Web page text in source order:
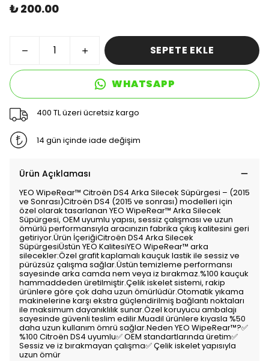
₺ 200.00
SEPETE EKLE
WHATSAPP
400 TL üzeri ücretsiz kargo
14 gün içinde iade değişim
Ürün Açıklaması
YEO WipeRear™️ Citroën DS4 Arka Silecek Süpürgesi – (2015
ve Sonrası)Citroën DS4 (2015 ve sonrası) modelleri için
özel olarak tasarlanan YEO WipeRear™️ Arka Silecek
Süpürgesi, OEM uyumlu yapısı, sessiz çalışması ve uzun
ömürlü performansıyla aracınızın fabrika çıkış kalitesini geri
getiriyor.Ürün İçeriğiCitroën DS4 Arka Silecek
SüpürgesiÜstün YEO KalitesiYEO WipeRear™️ arka
silecekler:Özel grafit kaplamalı kauçuk lastik ile sessiz ve
pürüzsüz çalışma sağlar.Üstün temizleme performansı
sayesinde arka camda nem veya iz bırakmaz.%100 kauçuk
hammaddeden üretilmiştir.Çelik iskelet sistemi, rakip
ürünlere göre çok daha uzun ömürlüdür.Otomatik yıkama
makinelerine karşı ekstra güçlendirilmiş bağlantı noktaları
ile maksimum dayanıklılık sunar.Özel koruyucu ambalajı
sayesinde güvenli teslim edilir.Muadil ürünlere kıyasla %50
daha uzun kullanım ömrü sağlar.Neden YEO WipeRear™️?✅
%100 Citroën DS4 uyumlu✅ OEM standartlarında üretim✅
Sessiz ve iz bırakmayan çalışma✅ Çelik iskelet yapısıyla
uzun ömür